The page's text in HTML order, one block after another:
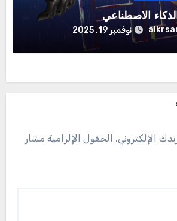
الاصطناعي
نوفمبر 19, 2025
الإلكتروني. الحقول الإلزامية مشار